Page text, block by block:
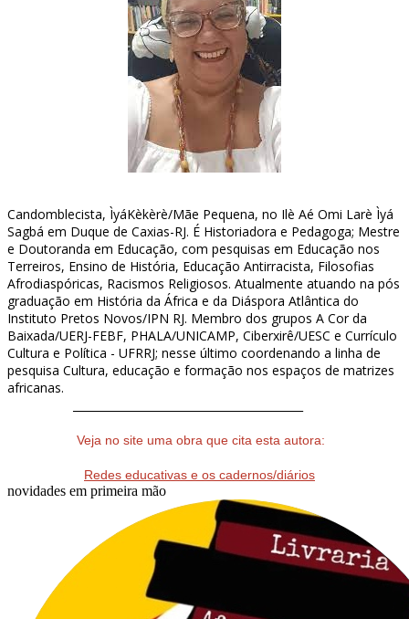
Candomblecista, ÌyáKèkèrè/Mãe Pequena, no Ilè Aé Omi Larè Ìyá
Sagbá em Duque de Caxias-RJ. É Historiadora e Pedagoga; Mestre
e Doutoranda em Educação, com pesquisas em Educação nos
Terreiros, Ensino de História, Educação Antirracista, Filosofias
Afrodiaspóricas, Racismos Religiosos. Atualmente atuando na pós
graduação em História da África e da Diáspora Atlântica do
Instituto Pretos Novos/IPN RJ. Membro dos grupos A Cor da
Baixada/UERJ-FEBF, PHALA/UNICAMP, Ciberxirê/UESC e Currículo
Cultura e Política - UFRRJ; nesse último coordenando a linha de
pesquisa Cultura, educação e formação nos espaços de matrizes
africanas.
Veja no site uma obra que cita esta autora:
Redes educativas e os cadernos/diários
novidades em primeira mão